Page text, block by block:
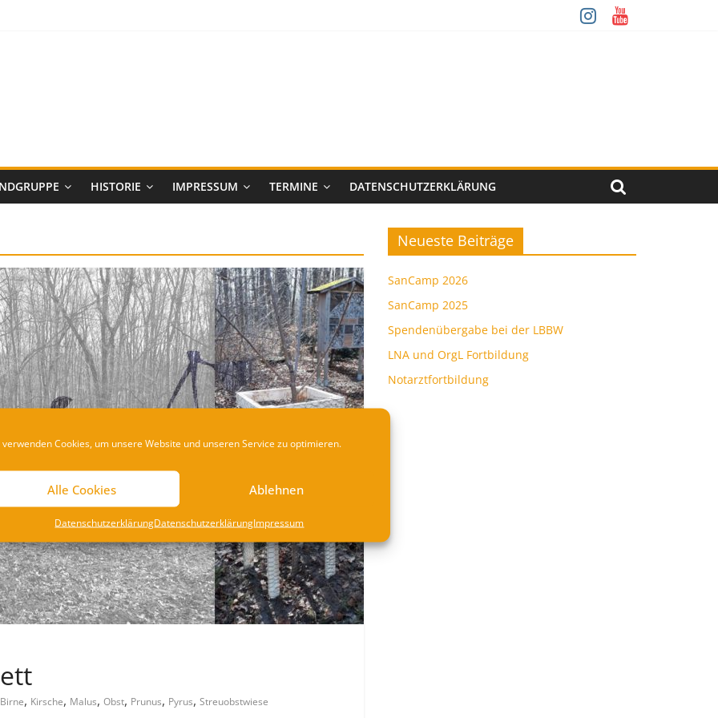
verwenden Cookies, um unsere Website und unseren Service zu optimieren.
Alle Cookies Ablehnen
DatenschutzerklärungDatenschutzerklärungImpressum
HISTORIE IMPRESSUM TERMINE DATENSCHUTZERKLÄRUNG
Birne, Kirsche, Malus, Obst, Prunus, Pyrus, Streuobstwiese
Neueste Beiträge
SanCamp 2026
SanCamp 2025
Spendenübergabe bei der LBBW
LNA und OrgL Fortbildung
Notarztfortbildung